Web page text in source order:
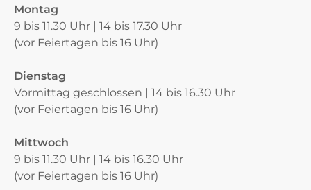
Montag
9 bis 11.30 Uhr | 14 bis 17.30 Uhr
(vor Feiertagen bis 16 Uhr)
Dienstag
Vormittag geschlossen | 14 bis 16.30 Uhr
(vor Feiertagen bis 16 Uhr)
Mittwoch
9 bis 11.30 Uhr | 14 bis 16.30 Uhr
(vor Feiertagen bis 16 Uhr)